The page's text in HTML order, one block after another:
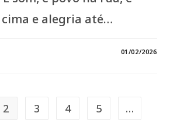
e alegria até…
01/02/2026
2 3 4 5
…